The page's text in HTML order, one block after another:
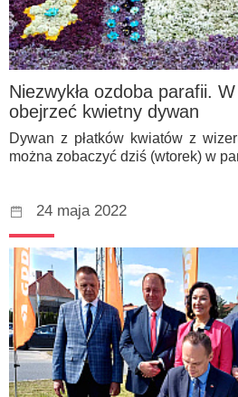
Niezwykła ozdoba parafii.
obejrzeć kwietny dywan
Dywan z płatków kwiatów z
można zobaczyć dziś (wtorek) w
24 maja 2022